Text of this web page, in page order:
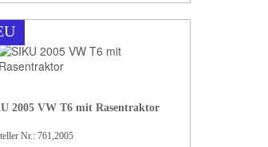
2005 VW T6 mit Rasentraktor
Nr.: 761,2005